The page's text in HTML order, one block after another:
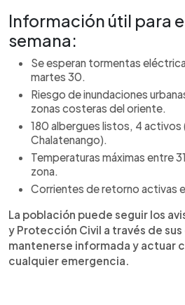
Información útil para
semana:
Se esperan tormentas
martes 30.
Riesgo de inundaciones
zonas costeras del oriente.
180 albergues listos, 4 activos
Chalatenango).
Temperaturas máximas entre
zona.
Corrientes de retorno activas
La población puede seguir los
y Protección Civil a través de
mantenerse informada y actuar
cualquier emergencia.